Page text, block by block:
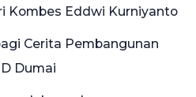
Kombes Eddwi Kurniyanto
Cerita Pembangunan
Dumai